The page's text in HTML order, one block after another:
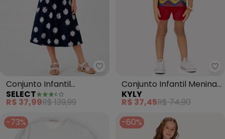
Select - Conjunto Infantil
Conjunto Infantil
Feminino Saia e Regata
(Azul)
SELECT
R$ 37,99R$ 139,99
Conjunto Infantil Menina
Ondas (Azul)
KYLY
R$ 37,45R$ 74,90
-73%
-60%